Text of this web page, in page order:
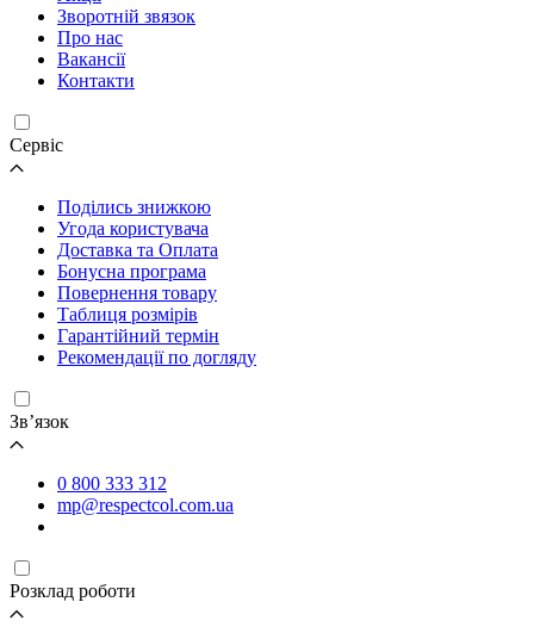
Зворотній звязок
Про нас
Вакансії
Контакти
Cервіс
Поділись знижкою
Угода користувача
Доставка та Оплата
Бонусна програма
Повернення товару
Таблиця розмірів
Гарантійний термін
Рекомендації по догляду
Зв’язок
0 800 333 312
mp@respectcol.com.ua
Розклад роботи